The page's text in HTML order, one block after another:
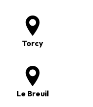
Torcy
Le Breuil